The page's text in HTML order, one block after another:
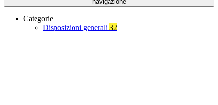
navigazione
Categorie
Disposizioni generali 32